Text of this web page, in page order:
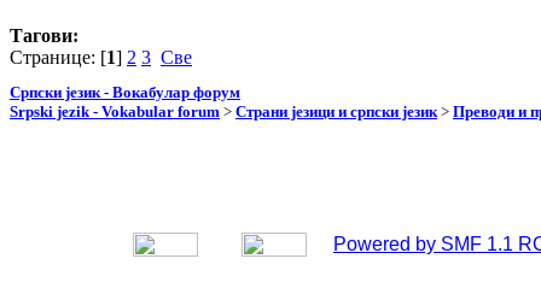
Тагови:
Странице: [1] 2 3 Све
Српски језик - Вокабулар форум
Srpski jezik - Vokabular forum > Страни језици и српски језик> Преводи и
Powered by SMF 1.1